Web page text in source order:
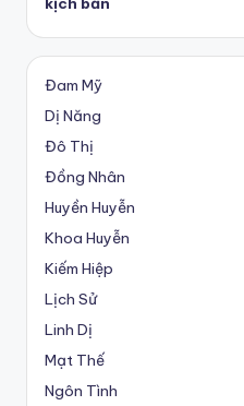
Đam Mỹ
Dị Năng
Đô Thị
Đồng Nhân
Huyền Huyễn
Khoa Huyễn
Kiếm Hiệp
Lịch Sử
Linh Dị
Mạt Thế
Ngôn Tình